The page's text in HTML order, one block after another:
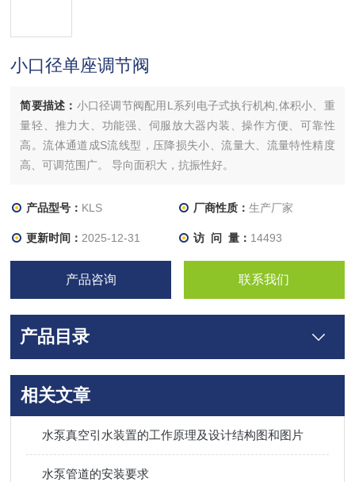
小口径单座调节阀
简要描述： 小口径调节阀配用L系列电子式执行机构,体积小、重
量轻、推力大、功能强、伺服放大器内装、操作方便、可靠性
高。流体通道成S流线型，压降损失小、流量大、流量特性精度
高、可调范围广。 导向面积大，抗振性好。
产品型号： KLS 厂商性质： 生产厂家
更新时间： 2025-12-31 访 问 量： 14493
产品咨询 联系我们
产品目录
相关文章
水泵真空引水装置的工作原理及设计结构图和图片
水泵管道的安装要求